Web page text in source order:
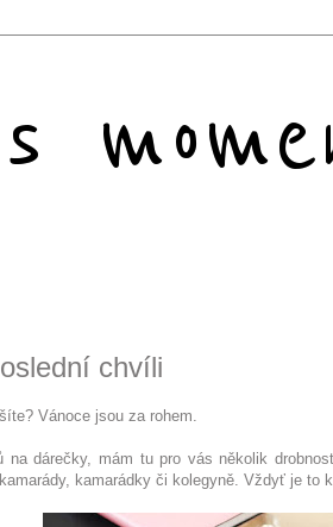
chvíli
Vánoce jsou za rohem.
na dárečky, mám tu pro vás několik
kamarádky či kolegyně. Vždyť je to